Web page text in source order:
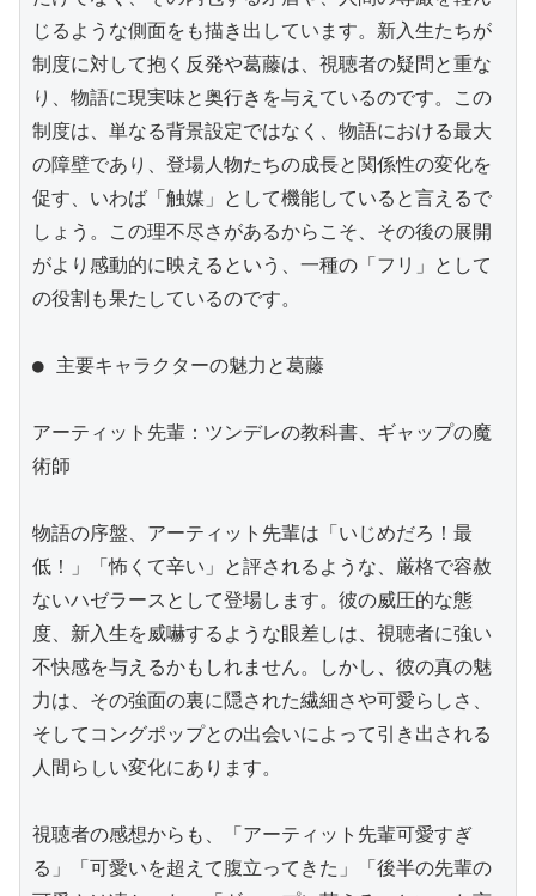
じるような側面をも描き出しています。新入生たちが
制度に対して抱く反発や葛藤は、視聴者の疑問と重な
り、物語に現実味と奥行きを与えているのです。この
制度は、単なる背景設定ではなく、物語における最大
の障壁であり、登場人物たちの成長と関係性の変化を
促す、いわば「触媒」として機能していると言えるで
しょう。この理不尽さがあるからこそ、その後の展開
がより感動的に映えるという、一種の「フリ」として
の役割も果たしているのです。
● 主要キャラクターの魅力と葛藤
アーティット先輩：ツンデレの教科書、ギャップの魔
術師
物語の序盤、アーティット先輩は「いじめだろ！最
低！」「怖くて辛い」と評されるような、厳格で容赦
ないハゼラースとして登場します。彼の威圧的な態
度、新入生を威嚇するような眼差しは、視聴者に強い
不快感を与えるかもしれません。しかし、彼の真の魅
力は、その強面の裏に隠された繊細さや可愛らしさ、
そしてコングポップとの出会いによって引き出される
人間らしい変化にあります。
視聴者の感想からも、「アーティット先輩可愛すぎ
る」「可愛いを超えて腹立ってきた」「後半の先輩の